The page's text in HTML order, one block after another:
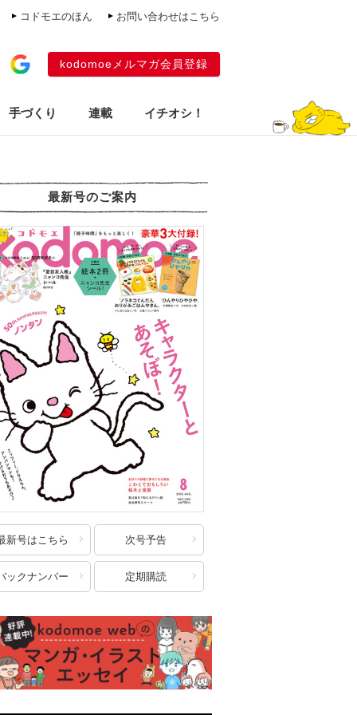
コドモエのほん お問い合わせはこちら
kodomoeメルマガ会員登録
手づくり 連載 イチオシ！
最新号のご案内
新号はこちら 次号予告
ックナンバー 定期購読